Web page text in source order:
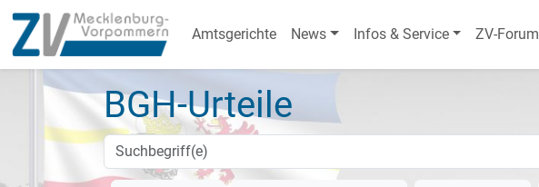
Amtsgerichte News Infos & Service ZV-Forum
BGH-Urteile